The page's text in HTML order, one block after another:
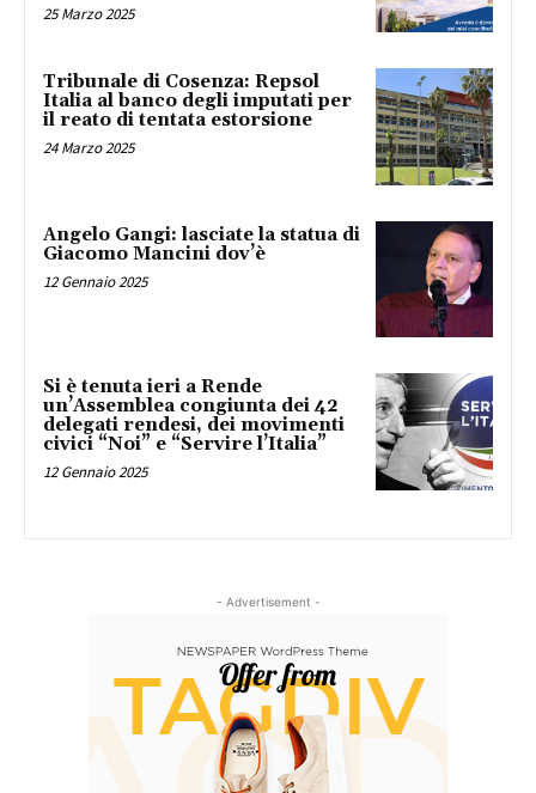
25 Marzo 2025
Tribunale di Cosenza: Repsol
Italia al banco degli imputati per
il reato di tentata estorsione
24 Marzo 2025
Angelo Gangi: lasciate la statua di
Giacomo Mancini dov’è
12 Gennaio 2025
Si è tenuta ieri a Rende
un’Assemblea congiunta dei 42
delegati rendesi, dei movimenti
civici “Noi” e “Servire l’Italia”
12 Gennaio 2025
- Advertisement -